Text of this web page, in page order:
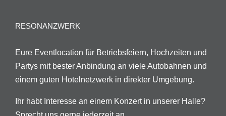
RESONANZWERK
Eure Eventlocation für Betriebsfeiern, Hochzeiten und
Partys mit bester Anbindung an viele Autobahnen und
einem guten Hotelnetzwerk in direkter Umgebung.
Ihr habt Interesse an einem Konzert in unserer Halle?